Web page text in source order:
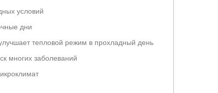
условий
дни
тепловой режим в прохладный день
многих заболеваний